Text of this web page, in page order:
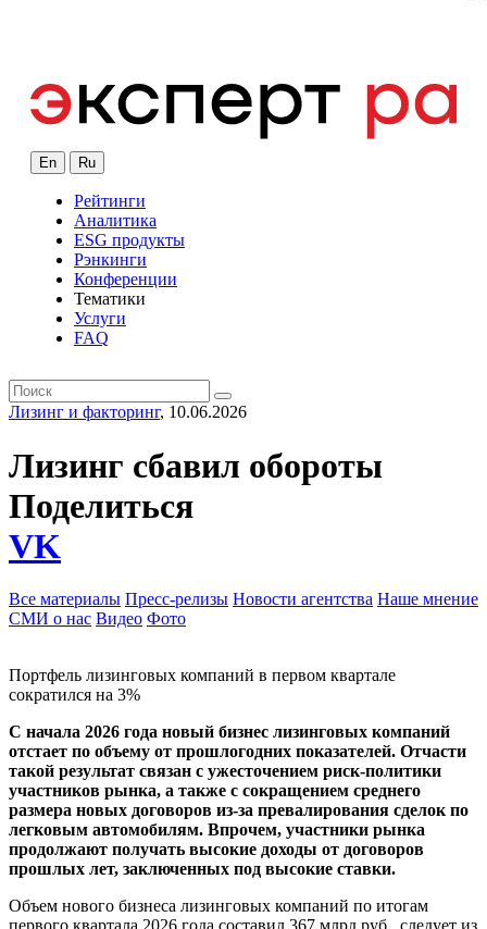
En Ru
Рейтинги
Аналитика
ESG продукты
Рэнкинги
Конференции
Тематики
Услуги
FAQ
Лизинг и факторинг, 10.06.2026
Лизинг сбавил обороты
Поделиться
VK
Все материалы Пресс-релизы Новости агентства Наше мнение
СМИ о нас Видео Фото
Портфель лизинговых компаний в первом квартале
сократился на 3%
С начала 2026 года новый бизнес лизинговых компаний
отстает по объему от прошлогодних показателей. Отчасти
такой результат связан с ужесточением риск-политики
участников рынка, а также с сокращением среднего
размера новых договоров из-за превалирования сделок по
легковым автомобилям. Впрочем, участники рынка
продолжают получать высокие доходы от договоров
прошлых лет, заключенных под высокие ставки.
Объем нового бизнеса лизинговых компаний по итогам